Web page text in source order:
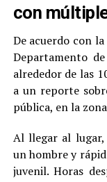
con
De acuerdo con
Departamento
alrededor de las
a un reporte
pública, en la
Al llegar al
un hombre y
juvenil. Horas